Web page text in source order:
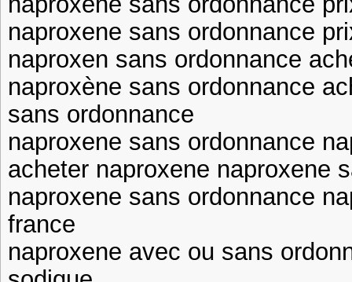
naproxene sans ordonnance
naproxen sans ordonnance
naproxène sans ordonnance
sans ordonnance
naproxene sans ordonnance
acheter naproxene naproxene
naproxene sans ordonnance
france
naproxene avec ou sans